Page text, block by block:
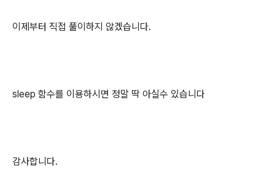
이제부터 직접 풀이하지 않겠습니다.
sleep 함수를 이용하시면 정말 딱 아실수 있습니다
감사합니다.